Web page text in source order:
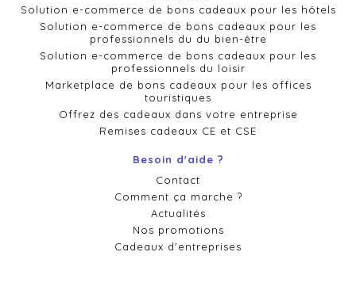
Solution e-commerce de bons cadeaux pour les hôtels
Solution e-commerce de bons cadeaux pour les
professionnels du du bien-être
Solution e-commerce de bons cadeaux pour les
professionnels du loisir
Marketplace de bons cadeaux pour les offices
touristiques
Offrez des cadeaux dans votre entreprise
Remises cadeaux CE et CSE
Besoin d'aide ?
Contact
Comment ça marche ?
Actualités
Nos promotions
Cadeaux d'entreprises